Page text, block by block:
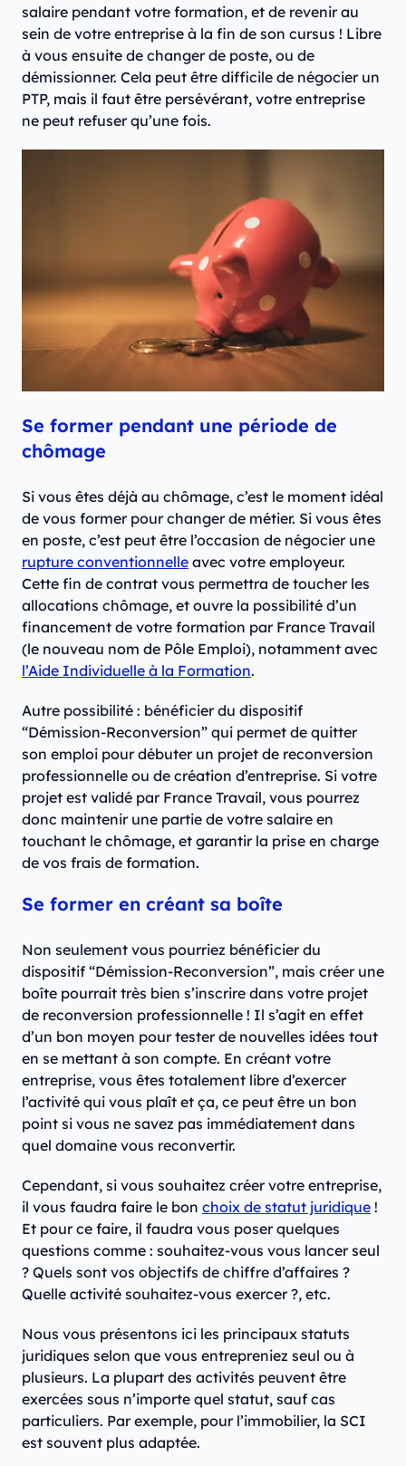
salaire pendant votre formation, et de revenir au
sein de votre entreprise à la fin de son cursus ! Libre
à vous ensuite de changer de poste, ou de
démissionner. Cela peut être difficile de négocier un
PTP, mais il faut être persévérant, votre entreprise
ne peut refuser qu’une fois.
Se former pendant une période de
chômage
Si vous êtes déjà au chômage, c’est le moment idéal
de vous former pour changer de métier. Si vous êtes
en poste, c’est peut être l’occasion de négocier une
rupture conventionnelle avec votre employeur.
Cette fin de contrat vous permettra de toucher les
allocations chômage, et ouvre la possibilité d’un
financement de votre formation par France Travail
(le nouveau nom de Pôle Emploi), notamment avec
l’Aide Individuelle à la Formation.
Autre possibilité : bénéficier du dispositif
“Démission-Reconversion” qui permet de quitter
son emploi pour débuter un projet de reconversion
professionnelle ou de création d’entreprise. Si votre
projet est validé par France Travail, vous pourrez
donc maintenir une partie de votre salaire en
touchant le chômage, et garantir la prise en charge
de vos frais de formation.
Se former en créant sa boîte
Non seulement vous pourriez bénéficier du
dispositif “Démission-Reconversion”, mais créer une
boîte pourrait très bien s’inscrire dans votre projet
de reconversion professionnelle ! Il s’agit en effet
d’un bon moyen pour tester de nouvelles idées tout
en se mettant à son compte. En créant votre
entreprise, vous êtes totalement libre d’exercer
l’activité qui vous plaît et ça, ce peut être un bon
point si vous ne savez pas immédiatement dans
quel domaine vous reconvertir.
Cependant, si vous souhaitez créer votre entreprise,
il vous faudra faire le bon choix de statut juridique !
Et pour ce faire, il faudra vous poser quelques
questions comme : souhaitez-vous vous lancer seul
? Quels sont vos objectifs de chiffre d’affaires ?
Quelle activité souhaitez-vous exercer ?, etc.
Nous vous présentons ici les principaux statuts
juridiques selon que vous entrepreniez seul ou à
plusieurs. La plupart des activités peuvent être
exercées sous n’importe quel statut, sauf cas
particuliers. Par exemple, pour l’immobilier, la SCI
est souvent plus adaptée.